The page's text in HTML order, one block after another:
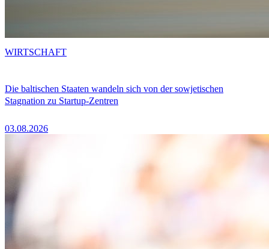
Die baltischen Staaten wandeln sich von der sowjetischen
Stagnation zu Startup-Zentren
03.08.2026
WIRTSCHAFT